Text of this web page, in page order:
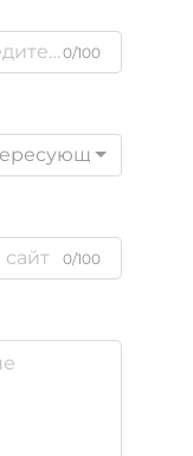
0/100
вас
0/100